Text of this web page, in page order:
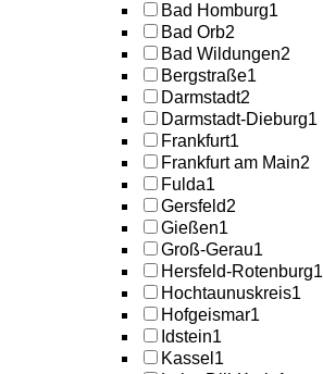
Bad Homburg1
Bad Orb2
Bad Wildungen2
Bergstraße1
Darmstadt2
Darmstadt-Dieburg1
Frankfurt1
Frankfurt am Main2
Fulda1
Gersfeld2
Gießen1
Groß-Gerau1
Hersfeld-Rotenburg1
Hochtaunuskreis1
Hofgeismar1
Idstein1
Kassel 1